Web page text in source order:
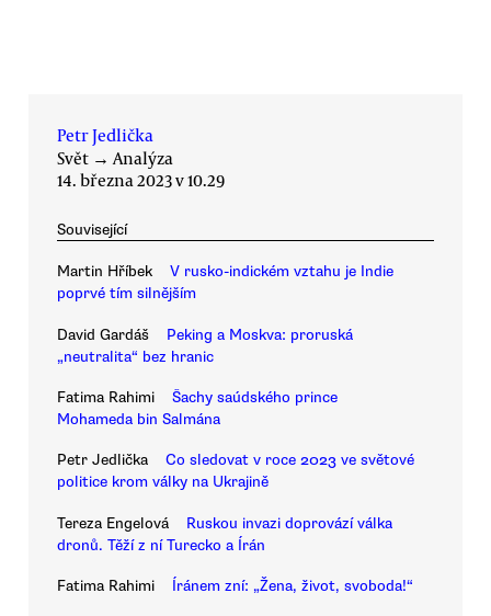
Petr Jedlička
Svět → Analýza
14. března 2023 v 10.29
Související
Martin Hříbek
V rusko-indickém vztahu je Indie
poprvé tím silnějším
David Gardáš
Peking a Moskva: proruská
„neutralita“ bez hranic
Fatima Rahimi
Šachy saúdského prince
Mohameda bin Salmána
Petr Jedlička
Co sledovat v roce 2023 ve světové
politice krom války na Ukrajině
Tereza Engelová
Ruskou invazi doprovází válka
dronů. Těží z ní Turecko a Írán
Fatima Rahimi Íránem zní: „Žena, život, svoboda!“